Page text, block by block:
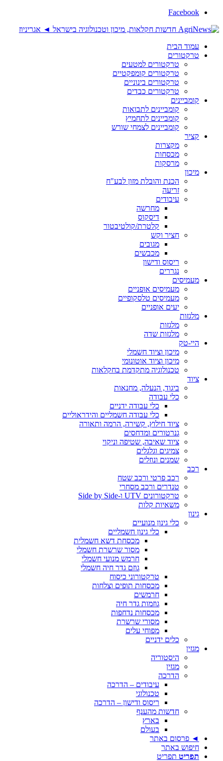
Facebook
עמוד הבית
טרקטורים
טרקטורים למטעים
טרקטורים קומפקטיים
טרקטורים בינוניים
טרקטורים כבדים
קומביינים
קומביינים לתבואות
קומביינים לתחמיץ
קומביינים לצמחי שורש
קציר
מקצרות
מכסחות
מרסקות
מיכון
הכנת והובלת מזון לבע"ח
זריעה
עיבודים
מחרשה
דיסקוס
קלטרת/קולטיבטור
חציר וקש
מגובים
מכבשים
ריסוס ודישון
נגררים
מעמיסים
מעמיסים אופניים
מעמיסים טלסקופיים
יעים אופניים
מלגזות
מלגזות
מלגזות שדה
היי-טק
מיכון וציוד חשמלי
מיכון וציוד אוטונומי
טכנולוגיה מתקדמת בחקלאות
ציוד
ביגוד, הנעלה, מחנאות
כלי עבודה
כלי עבודה ידניים
כלי עבודה חשמליים והידראוליים
ציוד חילוץ, קשירה, הרמה ותאורה
גנרטורים ומדחסים
ציוד שאיבה, שטיפה וניקוי
צמיגים וגלגלים
שמנים ונוזלים
רכב
רכב פרטי ורכב שטח
טנדרים ורכב מסחרי
טרקטורונים UTV ו-Side by Side
משאיות קלות
גינון
כלי גינון מנועיים
כלי גינון חשמליים
מכסחת דשא חשמלית
מסור שרשרת חשמלי
חרמש מנועי חשמלי
גוזם גדר חיה חשמלי
טרקטורוני כיסוח
מכסחות תופים וצלחות
חרמשים
גוזמות גדר חיה
מכסחות נדחפות
מסורי שרשרת
מפוחי עלים
כלים ידניים
מגזין
היסטוריה
מגזין
הדרכה
עיבודים – הדרכה
טכנולוגי
ריסוס ודישון – הדרכה
חדשות מהענף
בארץ
בעולם
◄ פרסום באתר
חיפוש באתר
תפריט תפריט